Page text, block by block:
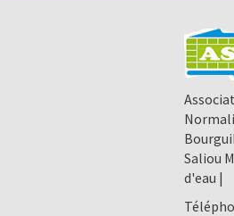
Saliou
d'eau |